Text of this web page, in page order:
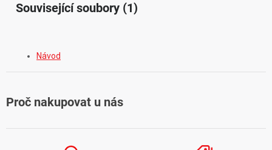
Související soubory (1)
Návod
Proč nakupovat u nás